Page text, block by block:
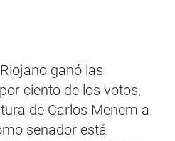
ganó las
ciento de los votos,
de Carlos Menem a
senador está